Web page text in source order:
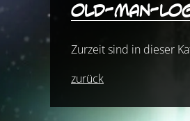
old-man-
Zurzeit sind in dieser
zurück